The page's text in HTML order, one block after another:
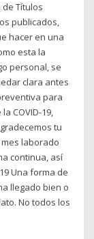
Títulos
publicados,
hacer en una
esta la
personal, se
clara antes
para
COVID-19,
tu
laborado
continua, así
Una forma de
llegado bien o
No todos los